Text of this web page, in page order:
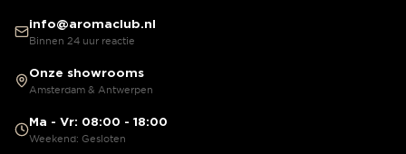
info@aromaclub.nl
Binnen 24 uur reactie
Onze showrooms
Amsterdam & Antwerpen
Ma - Vr: 08:00 - 18:00
Weekend: Gesloten